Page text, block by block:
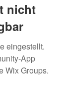
nicht
eingestellt.
App
Wix Groups.